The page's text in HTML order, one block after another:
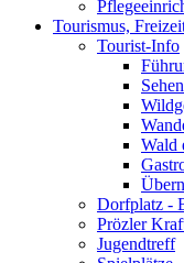
Tourismus,
Tourist-Info
Wald
Dorfplatz -
Prözler
Jugendtreff